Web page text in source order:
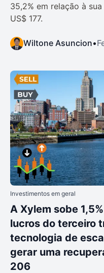
35,2% em relação à
US$ 177.
Wiltone Asuncion•
Investimentos em geral
A Xylem sobe
lucros do terceiro
tecnologia de
gerar uma
206